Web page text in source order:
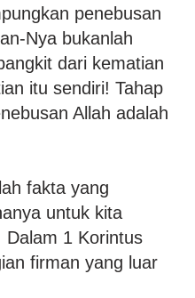
penebusan
Nya bukanlah
dari kematian
itu sendiri! Tahap
Allah adalah
fakta yang
untuk kita
Dalam 1 Korintus
firman yang luar